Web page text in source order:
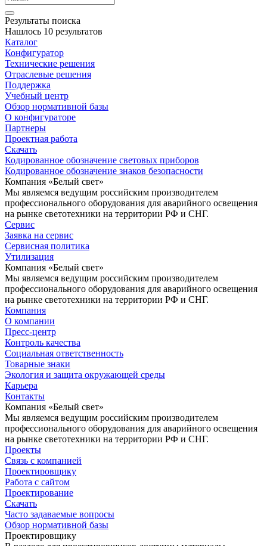
Результаты поиска
Нашлось 10 результатов
Каталог
Конфигуратор
Технические решения
Отраслевые решения
Поддержка
Учебный центр
Обзор нормативной базы
О конфигураторе
Партнеры
Проектная работа
Скачать
Кодированное обозначение световых приборов
Кодированное обозначение знаков безопасности
Компания «Белый свет»
Мы являемся ведущим российским производителем
профессионального оборудования для аварийного освещения
на рынке светотехники на территории РФ и СНГ.
Сервис
Заявка на сервис
Сервисная политика
Утилизация
Компания «Белый свет»
Мы являемся ведущим российским производителем
профессионального оборудования для аварийного освещения
на рынке светотехники на территории РФ и СНГ.
Компания
О компании
Пресс-центр
Контроль качества
Социальная ответственность
Товарные знаки
Экология и защита окружающей среды
Карьера
Контакты
Компания «Белый свет»
Мы являемся ведущим российским производителем
профессионального оборудования для аварийного освещения
на рынке светотехники на территории РФ и СНГ.
Проекты
Связь с компанией
Проектировщику
Работа с сайтом
Проектирование
Скачать
Часто задаваемые вопросы
Обзор нормативной базы
Проектировщику